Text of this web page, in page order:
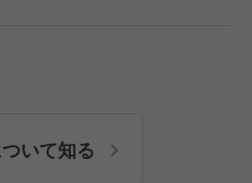
いて知る